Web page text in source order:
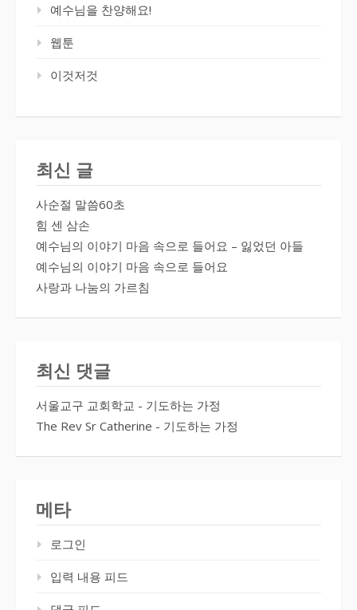
예수님을 찬양해요!
웹툰
이것저것
최신 글
사순절 말씀60초
힘 센 삼손
예수님의 이야기 마음 속으로 들어요 – 잃었던 아들
예수님의 이야기 마음 속으로 들어요
사랑과 나눔의 가르침
최신 댓글
서울교구 교회학교 - 기도하는 가정
The Rev Sr Catherine - 기도하는 가정
메타
로그인
입력 내용 피드